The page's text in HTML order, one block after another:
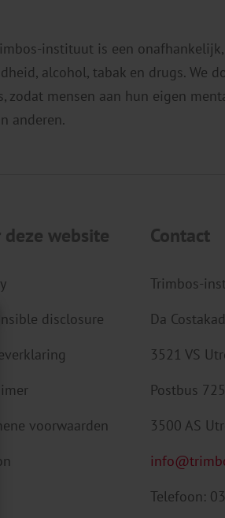
instituut is een
alcohol, tabak en drugs. We
zodat mensen aan hun eigen
anderen.
deze website
disclosure
voorwaarden
Contact
Trimbos-
Da
3521 VS
Postbus 725
3500 AS
Telefoon: